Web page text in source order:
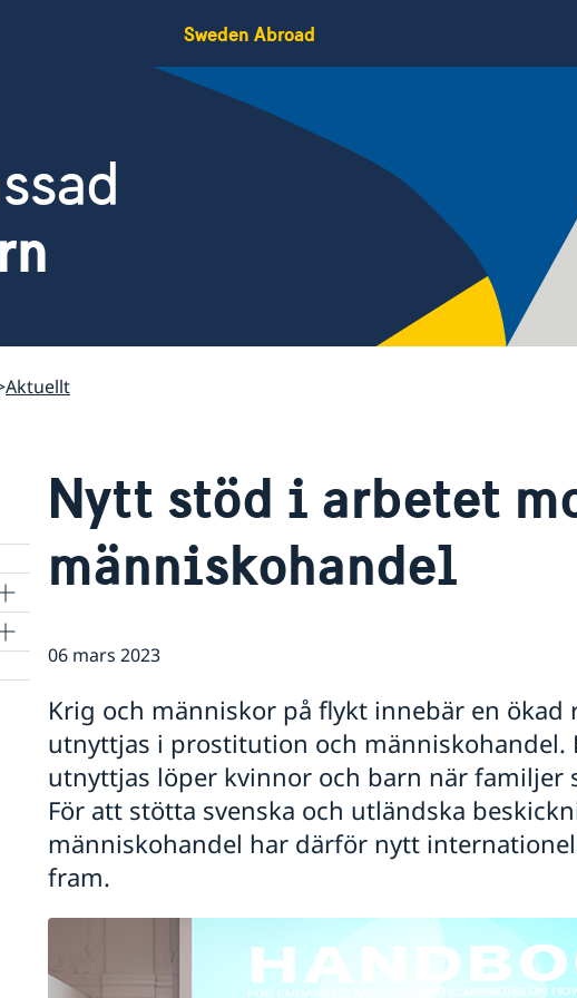
Sweden Abroad
Aktuellt
Nytt stöd i arbetet
människohandel
06 mars 2023
Krig och människor på flykt innebär en
utnyttjas i prostitution och människohandel.
utnyttjas löper kvinnor och barn när
För att stötta svenska och utländska
människohandel har därför nytt
fram.